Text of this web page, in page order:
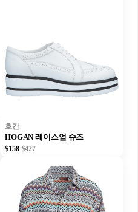
호간
HOGAN 레이스업 슈즈
$158 $427